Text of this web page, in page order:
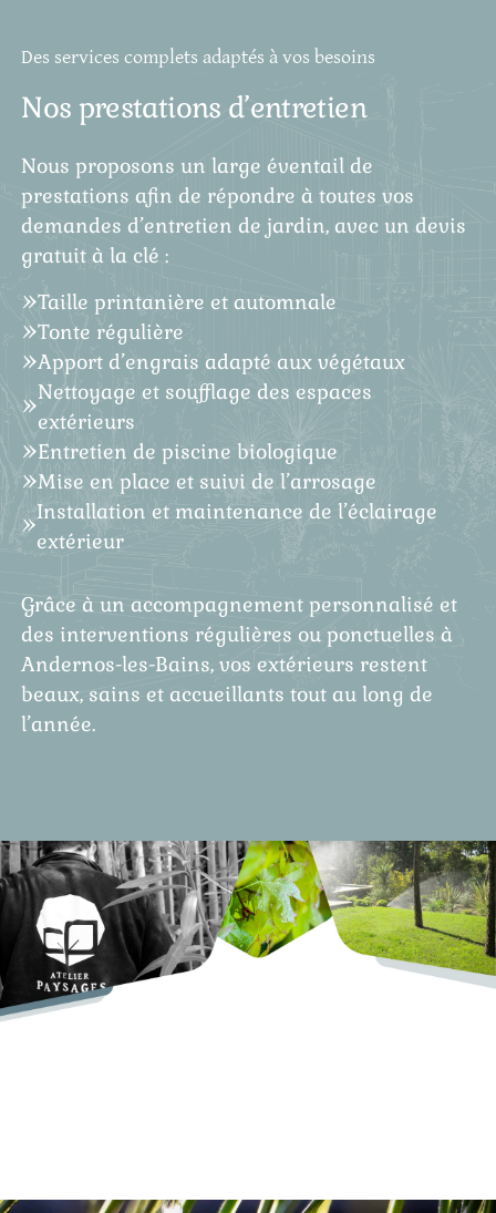
Des services complets adaptés à vos besoins
Nos prestations d’entretien
Nous proposons un large éventail de
prestations afin de répondre à toutes vos
demandes d’entretien de jardin, avec un devis
gratuit à la clé :
Taille printanière et automnale
Tonte régulière
Apport d’engrais adapté aux végétaux
Nettoyage et soufflage des espaces
extérieurs
Entretien de piscine biologique
Mise en place et suivi de l’arrosage
Installation et maintenance de l’éclairage
extérieur
Grâce à un accompagnement personnalisé et
des interventions régulières ou ponctuelles à
Andernos-les-Bains, vos extérieurs restent
beaux, sains et accueillants tout au long de
l’année.